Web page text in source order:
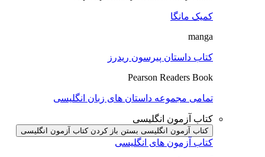
کمیک مانگا
manga
کتاب داستان پیرسون ریدرز
Pearson Readers Book
تمامی مجموعه داستان های زبان انگلیسی
کتاب آزمون انگلیسی
کتاب آزمون انگلیسی بستن باز کردن کتاب آزمون انگلیسی
کتاب آزمون های انگلیسی